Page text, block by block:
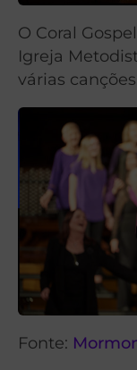
O Coral
Igreja
várias
Fonte: